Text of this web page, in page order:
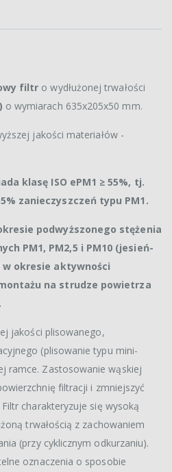
filtr o wydłużonej trwałości
o wymiarach 635x205x50 mm.
jakości materiałów -
klasę ISO ePM1 ≥ 55%, tj.
zanieczyszczeń typu PM1.
podwyższonego stężenia
PM1, PM2,5 i PM10 (jesień-
okresie aktywności
na strudze powietrza
jakości plisowanego,
(plisowanie typu mini-
ramce. Zastosowanie wąskiej
filtracji i zmniejszyć
charakteryzuje się wysoką
trwałością z zachowaniem
(przy cyklicznym odkurzaniu).
oznaczenia o sposobie